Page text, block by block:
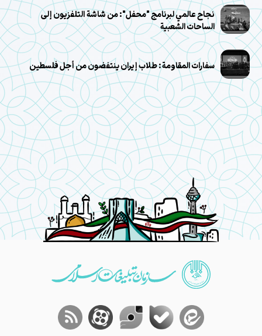
نجاح عالمي لبرنامج "محفل": من شاشة التلفزيون إلى
الساحات الشعبية
سفارات المقاومة: طلاب إيران ينتفضون من أجل فلسطين